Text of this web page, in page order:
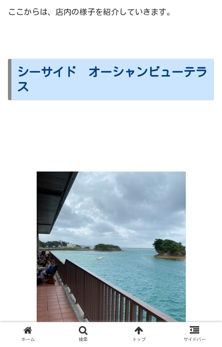
ここからは、店内の様子を紹介していきます。
シーサイド オーシャンビューテラ
ス
ホーム 検索 トップ サイドバー